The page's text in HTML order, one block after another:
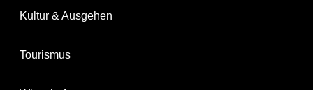
Kultur & Ausgehen
Tourismus